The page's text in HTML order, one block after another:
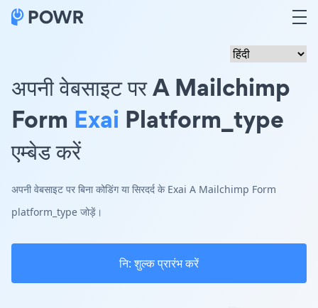
अपनी वेबसाइट पर A Mailchimp
Form Exai Platform_type
एम्बेड करें
अपनी वेबसाइट पर बिना कोडिंग या सिरदर्द के Exai A Mailchimp Form
platform_type जोड़ें।
नि: शुल्क प्रारंभ करें